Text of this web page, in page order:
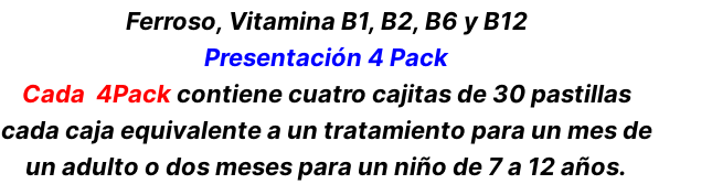
Ferroso, Vitamina B1, B2, B6 y B12
Presentación 4 Pack
Cada 4Packcontiene cuatro cajitas de 30 pastillas
cada caja equivalente a un tratamiento para un mes de
un adulto o dos meses para un niño de 7 a 12 años.